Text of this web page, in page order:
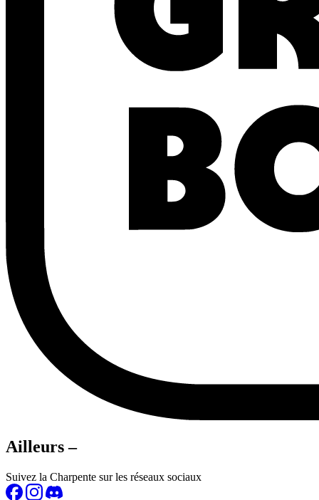
Ailleurs –
Suivez la Charpente sur les réseaux sociaux